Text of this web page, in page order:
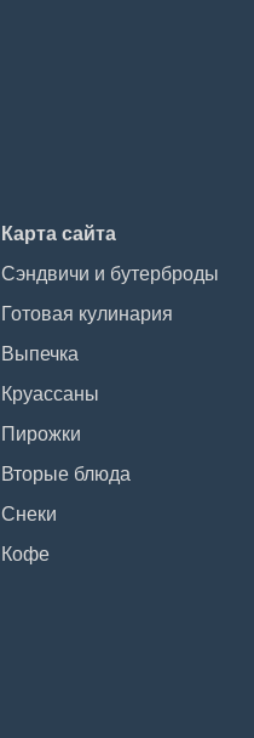
Карта сайта
Сэндвичи и бутерброды
Готовая кулинария
Выпечка
Круассаны
Пирожки
Вторые блюда
Снеки
Кофе